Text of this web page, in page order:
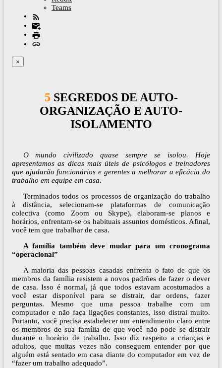
Teams
×
5 SEGREDOS DE AUTO-
ORGANIZAÇÃO E AUTO-
ISOLAMENTO
O mundo civilizado quase sempre se isolou. Hoje
apresentamos as dicas mais úteis de psicólogos e treinadores
que ajudarão funcionários e gerentes a melhorar a eficácia do
trabalho em equipe em casa.
Terminados todos os processos de organização do trabalho
à distância, selecionam-se plataformas de comunicação
colectiva (como Zoom ou Skype), elaboram-se planos e
horários, enfrentam-se os habituais assuntos domésticos. Afinal,
você tem que trabalhar de casa.
A família também deve mudar para um cronograma
“operacional”
A maioria das pessoas casadas enfrenta o fato de que os
membros da família resistem a novos padrões de fazer o dever
de casa. Isso é normal, já que todos estavam acostumados a
você estar disponível para se distrair, dar ordens, fazer
perguntas. Mesmo que uma pessoa trabalhe com um
computador e não faça ligações constantes, isso distrai muito.
Portanto, você precisa estabelecer um entendimento claro entre
os membros de sua família de que você não pode se distrair
durante o horário de trabalho. Isso diz respeito a crianças e
adultos, que muitas vezes não conseguem entender por que
alguém está sentado em casa diante do computador em vez de
“fazer um trabalho adequado”.